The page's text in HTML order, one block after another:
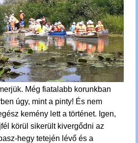
Még fiatalabb korunkban
úgy, mint a pinty! És nem
kemény lett a történet. Igen,
körül sikerült kivergődni az
hegy tetején lévő és a